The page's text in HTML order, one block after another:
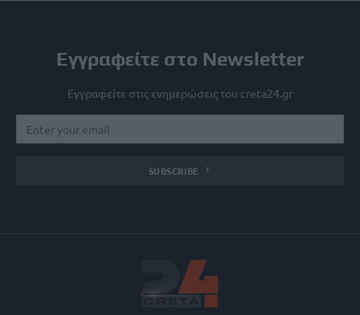
Εγγραφείτε στο Newsletter
Εγγραφείτε στις ενημερώσεις του creta24.gr
SUBSCRIBE